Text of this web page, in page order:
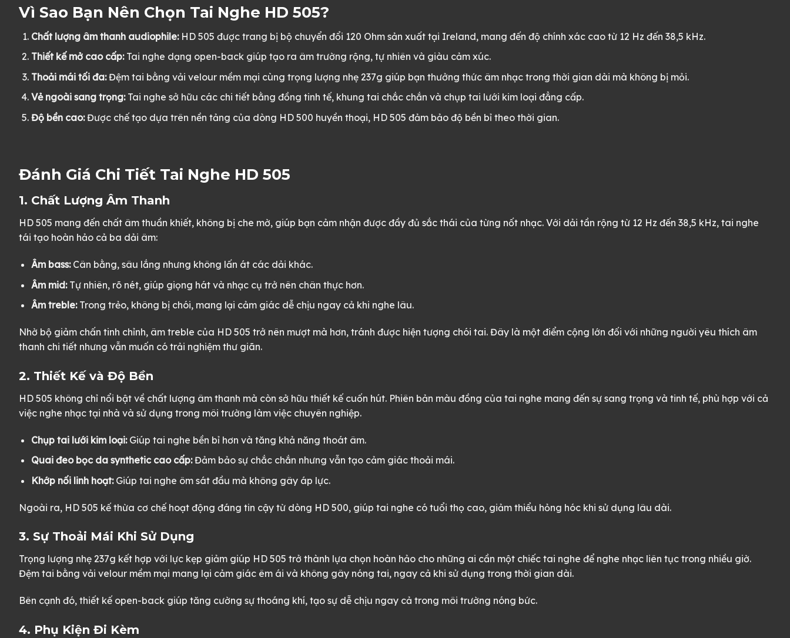
Vì Sao Bạn Nên Chọn Tai Nghe HD 505?
Chất lượng âm thanh audiophile:HD 505 được trang bị bộ chuyển đổi 120 Ohm sản xuất tại Ireland, mang đến độ chính xác cao từ 12 Hz đến 38,5 kHz.
Thiết kế mở cao cấp:Tai nghe dạng open-back giúp tạo ra âm trường rộng, tự nhiên và giàu cảm xúc.
Thoải mái tối đa:Đệm tai bằng vải velour mềm mại cùng trọng lượng nhẹ 237g giúp bạn thưởng thức âm nhạc trong thời gian dài mà không bị mỏi.
Vẻ ngoài sang trọng:Tai nghe sở hữu các chi tiết bằng đồng tinh tế, khung tai chắc chắn và chụp tai lưới kim loại đẳng cấp.
Độ bền cao:Được chế tạo dựa trên nền tảng của dòng HD 500 huyền thoại, HD 505 đảm bảo độ bền bỉ theo thời gian.
Đánh Giá Chi Tiết Tai Nghe HD 505
1. Chất Lượng Âm Thanh
HD 505 mang đến chất âm thuần khiết, không bị che mờ, giúp bạn cảm nhận được đầy đủ sắc thái của từng nốt nhạc. Với dải tần rộng từ 12 Hz đến 38,5 kHz, tai nghe
tái tạo hoàn hảo cả ba dải âm:
Âm bass:Cân bằng, sâu lắng nhưng không lấn át các dải khác.
Âm mid:Tự nhiên, rõ nét, giúp giọng hát và nhạc cụ trở nên chân thực hơn.
Âm treble:Trong trẻo, không bị chói, mang lại cảm giác dễ chịu ngay cả khi nghe lâu.
Nhờ bộ giảm chấn tinh chỉnh, âm treble của HD 505 trở nên mượt mà hơn, tránh được hiện tượng chói tai. Đây là một điểm cộng lớn đối với những người yêu thích âm
thanh chi tiết nhưng vẫn muốn có trải nghiệm thư giãn.
2. Thiết Kế và Độ Bền
HD 505 không chỉ nổi bật về chất lượng âm thanh mà còn sở hữu thiết kế cuốn hút. Phiên bản màu đồng của tai nghe mang đến sự sang trọng và tinh tế, phù hợp với cả
việc nghe nhạc tại nhà và sử dụng trong môi trường làm việc chuyên nghiệp.
Chụp tai lưới kim loại:Giúp tai nghe bền bỉ hơn và tăng khả năng thoát âm.
Quai đeo bọc da synthetic cao cấp:Đảm bảo sự chắc chắn nhưng vẫn tạo cảm giác thoải mái.
Khớp nối linh hoạt:Giúp tai nghe ôm sát đầu mà không gây áp lực.
Ngoài ra, HD 505 kế thừa cơ chế hoạt động đáng tin cậy từ dòng HD 500, giúp tai nghe có tuổi thọ cao, giảm thiểu hỏng hóc khi sử dụng lâu dài.
3. Sự Thoải Mái Khi Sử Dụng
Trọng lượng nhẹ 237g kết hợp với lực kẹp giảm giúp HD 505 trở thành lựa chọn hoàn hảo cho những ai cần một chiếc tai nghe để nghe nhạc liên tục trong nhiều giờ.
Đệm tai bằng vải velour mềm mại mang lại cảm giác êm ái và không gây nóng tai, ngay cả khi sử dụng trong thời gian dài.
Bên cạnh đó, thiết kế open-back giúp tăng cường sự thoáng khí, tạo sự dễ chịu ngay cả trong môi trường nóng bức.
4. Phụ Kiện Đi Kèm